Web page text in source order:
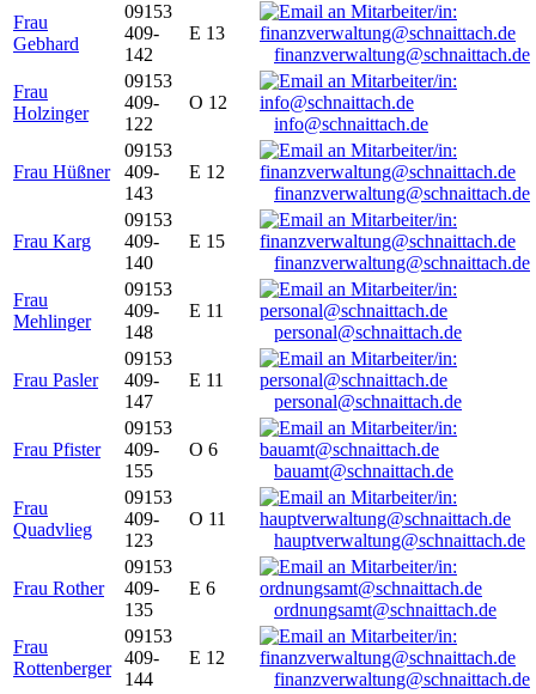
Frau
Gebhard
09153
409-
142
E 13
finanzverwaltung@schnaittach.de
Frau
Holzinger
09153
409-
122
O 12
info@schnaittach.de
Frau Hüßner
09153
409-
143
E 12
finanzverwaltung@schnaittach.de
Frau Karg
09153
409-
140
E 15
finanzverwaltung@schnaittach.de
Frau
Mehlinger
09153
409-
148
E 11
personal@schnaittach.de
Frau Pasler
09153
409-
147
E 11
personal@schnaittach.de
Frau Pfister
09153
409-
155
O 6
bauamt@schnaittach.de
Frau
Quadvlieg
09153
409-
123
O 11
hauptverwaltung@schnaittach.de
Frau Rother
09153
409-
135
E 6
ordnungsamt@schnaittach.de
Frau
Rottenberger
09153
409-
144
E 12
finanzverwaltung@schnaittach.de